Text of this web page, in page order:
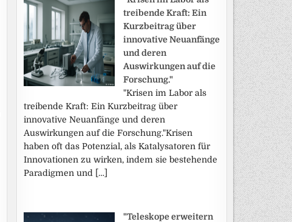
treibende Kraft: Ein
Kurzbeitrag über
innovative Neuanfänge
und deren
Auswirkungen auf die
Forschung."
"Krisen im Labor als
treibende Kraft: Ein Kurzbeitrag über
innovative Neuanfänge und deren
Auswirkungen auf die Forschung."Krisen
haben oft das Potenzial, als Katalysatoren für
Innovationen zu wirken, indem sie bestehende
Paradigmen und […]
"Teleskope erweitern